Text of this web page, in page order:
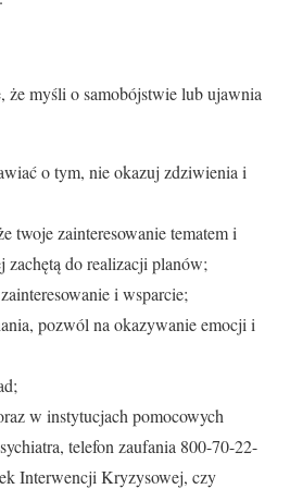
że myśli o samobójstwie lub ujawnia
o tym, nie okazuj zdziwienia i
twoje zainteresowanie tematem i
zachętą do realizacji planów;
i wsparcie;
pozwól na okazywanie emocji i
w instytucjach pomocowych
telefon zaufania 800-70-22-
Interwencji Kryzysowej, czy